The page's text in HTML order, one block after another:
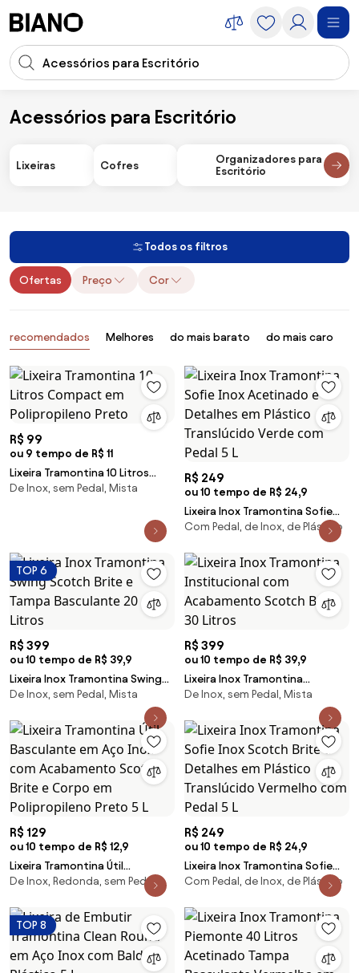
Entrada de pesquisa
Acessórios para Escritório
Acessórios Acessórios para Escritório
Lixeiras Cofres
Organizadores para
Escritório
Todos os filtros
Ofertas Preço Cor
Produtos
recomendados Melhores do mais barato do mais caro
R$ 99
ou 9 tempo de R$ 11
Lixeira Tramontina 10 Litros
Compact em Polipropileno
De Inox, sem Pedal, Mista
R$ 249
ou 10 tempo de R$ 24,9
Lixeira Inox Tramontina Sofie
Inox Acetinado e Detalhes em
Plástico Translúcido Verde com
Pedal 5 L
Com Pedal, de Inox, de Plástico
TOP 6
R$ 399
ou 10 tempo de R$ 39,9
Lixeira Inox Tramontina Swing
Scotch Brite e Tampa
De Inox, sem Pedal, Mista
R$ 399
ou 10 tempo de R$ 39,9
Lixeira Inox Tramontina
Institucional com Acabamento
De Inox, sem Pedal, Mista
R$ 129
ou 10 tempo de R$ 12,9
Lixeira Tramontina Útil
Basculante em Aço Inox com
Acabamento Scotch Brite e
Corpo em Polipropileno Preto 5
De Inox, Redonda, sem Pedal
R$ 249
ou 10 tempo de R$ 24,9
Lixeira Inox Tramontina Sofie
Inox Scotch Brite e Detalhes
Vermelho com Pedal 5 L
Com Pedal, de Inox, de Plástico
TOP 8